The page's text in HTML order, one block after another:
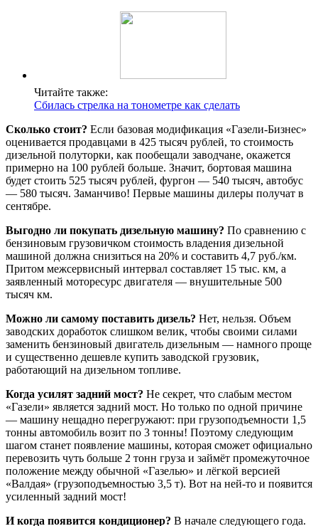
Читайте также:
Сбилась стрелка на тонометре как сделать
Сколько стоит? Если базовая модификация «Газели-Бизнес»
оценивается продавцами в 425 тысяч рублей, то стоимость
дизельной полуторки, как пообещали заводчане, окажется
примерно на 100 рублей больше. Значит, бортовая машина
будет стоить 525 тысяч рублей, фургон — 540 тысяч, автобус
— 580 тысяч. Заманчиво! Первые машины дилеры получат в
сентябре.
Выгодно ли покупать дизельную машину? По сравнению с
бензиновым грузовичком стоимость владения дизельной
машиной должна снизиться на 20% и составить 4,7 руб./км.
Притом межсервисный интервал составляет 15 тыс. км, а
заявленный моторесурс двигателя — внушительные 500
тысяч км.
Можно ли самому поставить дизель? Нет, нельзя. Объем
заводских доработок слишком велик, чтобы своими силами
заменить бензиновый двигатель дизельным — намного проще
и существенно дешевле купить заводской грузовик,
работающий на дизельном топливе.
Когда усилят задний мост? Не секрет, что слабым местом
«Газели» является задний мост. Но только по одной причине
— машину нещадно перегружают: при грузоподъемности 1,5
тонны автомобиль возит по 3 тонны! Поэтому следующим
шагом станет появление машины, которая сможет официально
перевозить чуть больше 2 тонн груза и займёт промежуточное
положение между обычной «Газелью» и лёгкой версией
«Валдая» (грузоподъемностью 3,5 т). Вот на ней-то и появится
усиленный задний мост!
И когда появится кондиционер? В начале следующего года.